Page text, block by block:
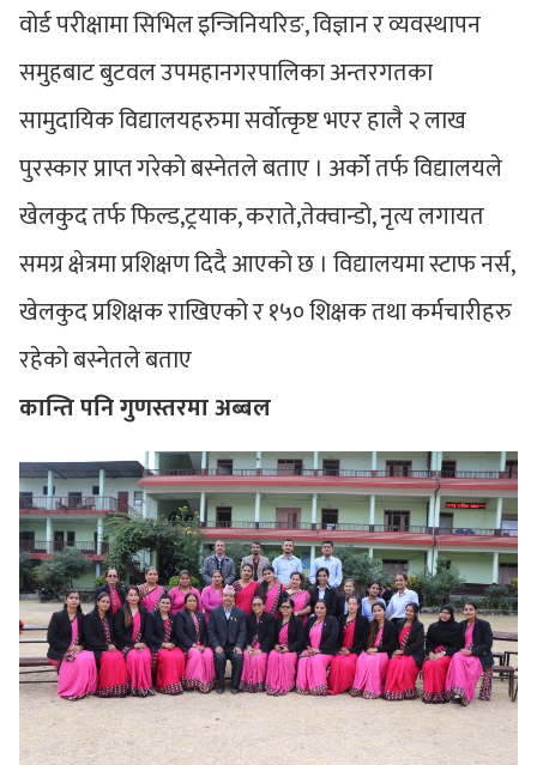
वोर्ड परीक्षामा सिभिल इन्जिनियरिङ, विज्ञान र व्यवस्थापन
समुहबाट बुटवल उपमहानगरपालिका अन्तरगतका
सामुदायिक विद्यालयहरुमा सर्वोत्कृष्ट भएर हालै २ लाख
पुरस्कार प्राप्त गरेको बस्नेतले बताए । अर्को तर्फ विद्यालयले
खेलकुद तर्फ फिल्ड,ट्रयाक, कराते,तेक्वान्डो, नृत्य लगायत
समग्र क्षेत्रमा प्रशिक्षण दिदै आएको छ । विद्यालयमा स्टाफ नर्स,
खेलकुद प्रशिक्षक राखिएको र १५० शिक्षक तथा कर्मचारीहरु
रहेको बस्नेतले बताए
कान्ति पनि गुणस्तरमा अब्बल